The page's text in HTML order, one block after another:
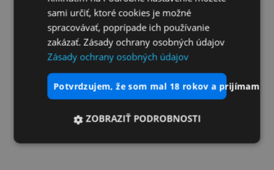
sami určiť, ktoré cookies je možné
spracovávať, poprípade ich používanie
zakázať. Zásady ochrany osobných údajov
Zásady ochrany osobných údajov
potvrdzujem, že som mal 18 rokov a prijímam
ZOBRAZIŤ PODROBNOSTI